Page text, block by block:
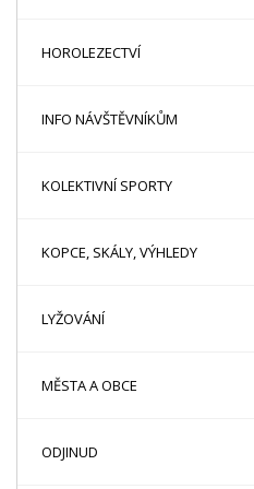
HOROLEZECTVÍ
INFO NÁVŠTĚVNÍKŮM
KOLEKTIVNÍ SPORTY
KOPCE, SKÁLY, VÝHLEDY
LYŽOVÁNÍ
MĚSTA A OBCE
ODJINUD